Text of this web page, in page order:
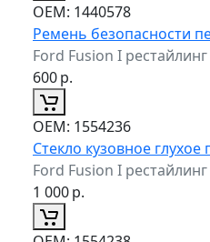
ОЕМ: 1440578
Ремень безопасности
Ford Fusion I
600р.
ОЕМ: 1554236
Стекло кузовное глухое
Ford Fusion I
1 000р.